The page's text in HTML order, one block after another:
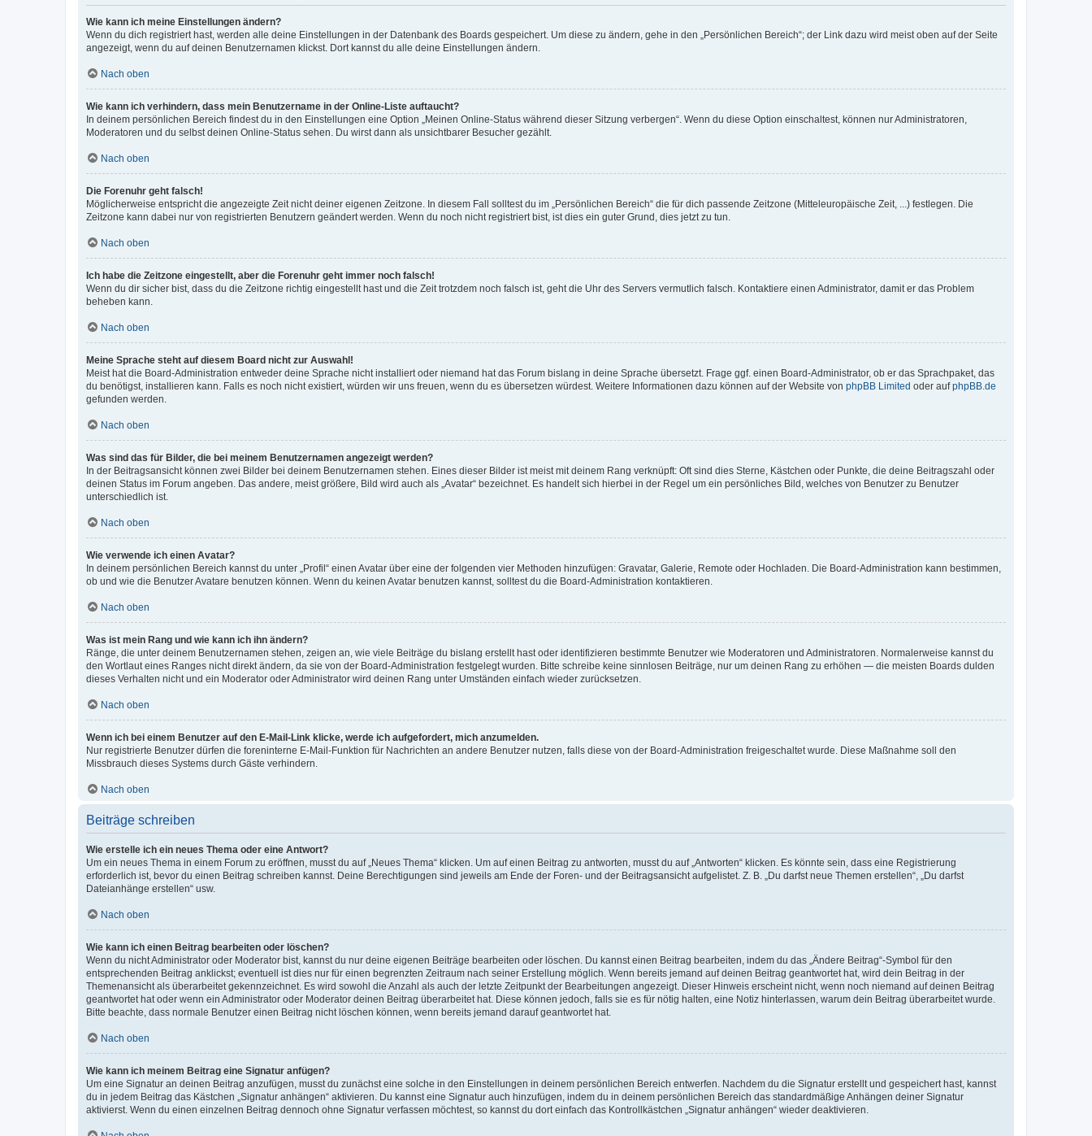
Wie kann ich meine Einstellungen ändern?
Wenn du dich registriert hast, werden alle deine Einstellungen in der Datenbank des Boards gespeichert. Um diese zu ändern, gehe in den „Persönlichen Bereich“; der Link dazu wird meist oben auf der Seite
angezeigt, wenn du auf deinen Benutzernamen klickst. Dort kannst du alle deine Einstellungen ändern.
Nach oben
Wie kann ich verhindern, dass mein Benutzername in der Online-Liste auftaucht?
In deinem persönlichen Bereich findest du in den Einstellungen eine Option „Meinen Online-Status während dieser Sitzung verbergen“. Wenn du diese Option einschaltest, können nur Administratoren,
Moderatoren und du selbst deinen Online-Status sehen. Du wirst dann als unsichtbarer Besucher gezählt.
Nach oben
Die Forenuhr geht falsch!
Möglicherweise entspricht die angezeigte Zeit nicht deiner eigenen Zeitzone. In diesem Fall solltest du im „Persönlichen Bereich“ die für dich passende Zeitzone (Mitteleuropäische Zeit, ...) festlegen. Die
Zeitzone kann dabei nur von registrierten Benutzern geändert werden. Wenn du noch nicht registriert bist, ist dies ein guter Grund, dies jetzt zu tun.
Nach oben
Ich habe die Zeitzone eingestellt, aber die Forenuhr geht immer noch falsch!
Wenn du dir sicher bist, dass du die Zeitzone richtig eingestellt hast und die Zeit trotzdem noch falsch ist, geht die Uhr des Servers vermutlich falsch. Kontaktiere einen Administrator, damit er das Problem
beheben kann.
Nach oben
Meine Sprache steht auf diesem Board nicht zur Auswahl!
Meist hat die Board-Administration entweder deine Sprache nicht installiert oder niemand hat das Forum bislang in deine Sprache übersetzt. Frage ggf. einen Board-Administrator, ob er das Sprachpaket, das
du benötigst, installieren kann. Falls es noch nicht existiert, würden wir uns freuen, wenn du es übersetzen würdest. Weitere Informationen dazu können auf der Website von phpBB Limited oder aufphpBB.de
gefunden werden.
Nach oben
Was sind das für Bilder, die bei meinem Benutzernamen angezeigt werden?
In der Beitragsansicht können zwei Bilder bei deinem Benutzernamen stehen. Eines dieser Bilder ist meist mit deinem Rang verknüpft: Oft sind dies Sterne, Kästchen oder Punkte, die deine Beitragszahl oder
deinen Status im Forum angeben. Das andere, meist größere, Bild wird auch als „Avatar“ bezeichnet. Es handelt sich hierbei in der Regel um ein persönliches Bild, welches von Benutzer zu Benutzer
unterschiedlich ist.
Nach oben
Wie verwende ich einen Avatar?
In deinem persönlichen Bereich kannst du unter „Profil“ einen Avatar über eine der folgenden vier Methoden hinzufügen: Gravatar, Galerie, Remote oder Hochladen. Die Board-Administration kann bestimmen,
ob und wie die Benutzer Avatare benutzen können. Wenn du keinen Avatar benutzen kannst, solltest du die Board-Administration kontaktieren.
Nach oben
Was ist mein Rang und wie kann ich ihn ändern?
Ränge, die unter deinem Benutzernamen stehen, zeigen an, wie viele Beiträge du bislang erstellt hast oder identifizieren bestimmte Benutzer wie Moderatoren und Administratoren. Normalerweise kannst du
den Wortlaut eines Ranges nicht direkt ändern, da sie von der Board-Administration festgelegt wurden. Bitte schreibe keine sinnlosen Beiträge, nur um deinen Rang zu erhöhen — die meisten Boards dulden
dieses Verhalten nicht und ein Moderator oder Administrator wird deinen Rang unter Umständen einfach wieder zurücksetzen.
Nach oben
Wenn ich bei einem Benutzer auf den E-Mail-Link klicke, werde ich aufgefordert, mich anzumelden.
Nur registrierte Benutzer dürfen die foreninterne E-Mail-Funktion für Nachrichten an andere Benutzer nutzen, falls diese von der Board-Administration freigeschaltet wurde. Diese Maßnahme soll den
Missbrauch dieses Systems durch Gäste verhindern.
Nach oben
Beiträge schreiben
Wie erstelle ich ein neues Thema oder eine Antwort?
Um ein neues Thema in einem Forum zu eröffnen, musst du auf „Neues Thema“ klicken. Um auf einen Beitrag zu antworten, musst du auf „Antworten“ klicken. Es könnte sein, dass eine Registrierung
erforderlich ist, bevor du einen Beitrag schreiben kannst. Deine Berechtigungen sind jeweils am Ende der Foren- und der Beitragsansicht aufgelistet. Z. B. „Du darfst neue Themen erstellen“, „Du darfst
Dateianhänge erstellen“ usw.
Nach oben
Wie kann ich einen Beitrag bearbeiten oder löschen?
Wenn du nicht Administrator oder Moderator bist, kannst du nur deine eigenen Beiträge bearbeiten oder löschen. Du kannst einen Beitrag bearbeiten, indem du das „Ändere Beitrag“-Symbol für den
entsprechenden Beitrag anklickst; eventuell ist dies nur für einen begrenzten Zeitraum nach seiner Erstellung möglich. Wenn bereits jemand auf deinen Beitrag geantwortet hat, wird dein Beitrag in der
Themenansicht als überarbeitet gekennzeichnet. Es wird sowohl die Anzahl als auch der letzte Zeitpunkt der Bearbeitungen angezeigt. Dieser Hinweis erscheint nicht, wenn noch niemand auf deinen Beitrag
geantwortet hat oder wenn ein Administrator oder Moderator deinen Beitrag überarbeitet hat. Diese können jedoch, falls sie es für nötig halten, eine Notiz hinterlassen, warum dein Beitrag überarbeitet wurde.
Bitte beachte, dass normale Benutzer einen Beitrag nicht löschen können, wenn bereits jemand darauf geantwortet hat.
Nach oben
Wie kann ich meinem Beitrag eine Signatur anfügen?
Um eine Signatur an deinen Beitrag anzufügen, musst du zunächst eine solche in den Einstellungen in deinem persönlichen Bereich entwerfen. Nachdem du die Signatur erstellt und gespeichert hast, kannst
du in jedem Beitrag das Kästchen „Signatur anhängen“ aktivieren. Du kannst eine Signatur auch hinzufügen, indem du in deinem persönlichen Bereich das standardmäßige Anhängen deiner Signatur
aktivierst. Wenn du einen einzelnen Beitrag dennoch ohne Signatur verfassen möchtest, so kannst du dort einfach das Kontrollkästchen „Signatur anhängen“ wieder deaktivieren.